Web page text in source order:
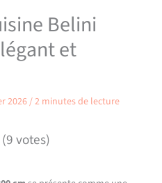
Belini
et
2026/2 minutes de lecture
votes)